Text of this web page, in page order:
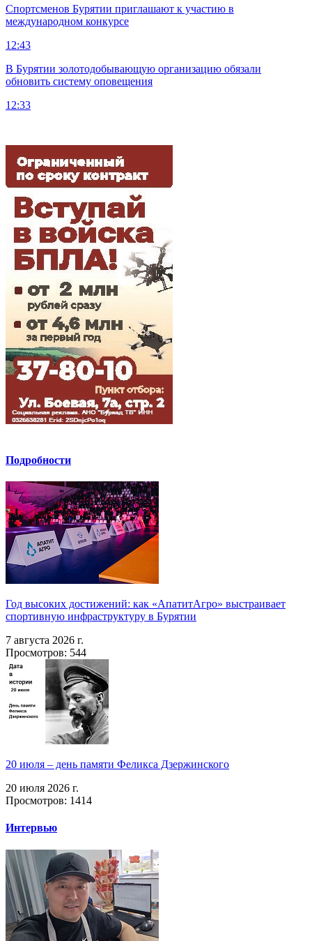
Спортсменов Бурятии приглашают к участию в
международном конкурсе
12:43
В Бурятии золотодобывающую организацию обязали
обновить систему оповещения
12:33
Подробности
Год высоких достижений: как «АпатитАгро» выстраивает
спортивную инфраструктуру в Бурятии
7 августа 2026 г.
Просмотров: 544
20 июля – день памяти Феликса Дзержинского
20 июля 2026 г.
Просмотров: 1414
Интервью